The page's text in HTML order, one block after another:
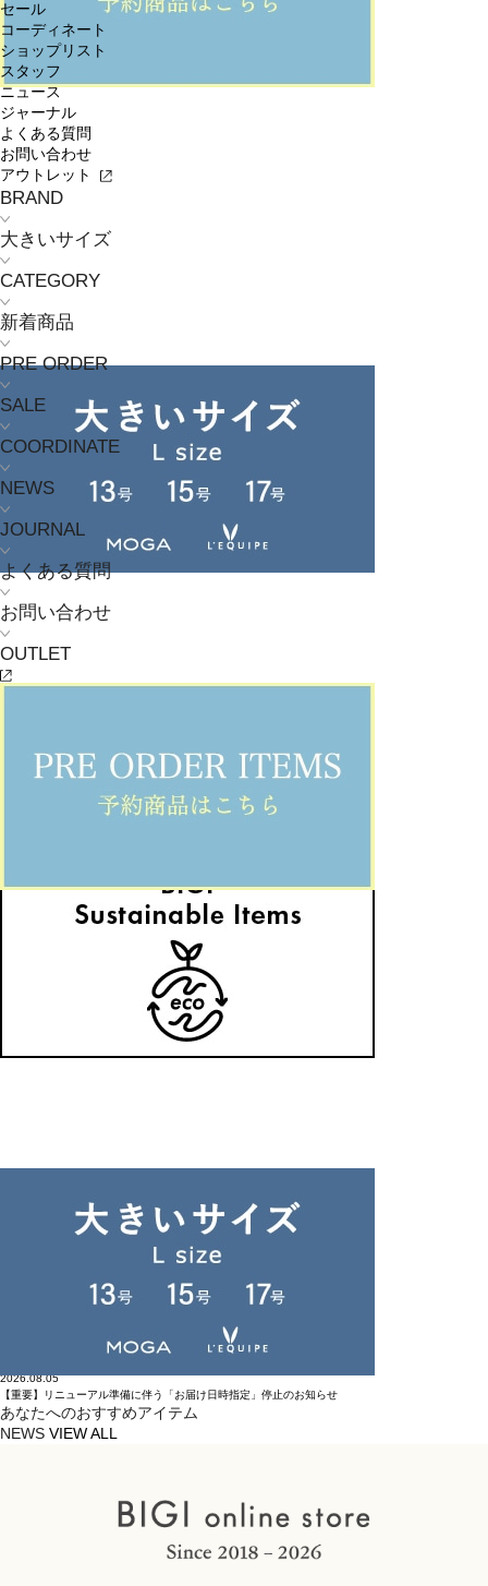
セール
コーディネート
ショップリスト
スタッフ
ニュース
ジャーナル
よくある質問
お問い合わせ
アウトレット
BRAND
大きいサイズ
CATEGORY
新着商品
PRE ORDER
SALE
COORDINATE
NEWS
JOURNAL
よくある質問
お問い合わせ
OUTLET
2026.08.05
【重要】リニューアル準備に伴う「お届け日時指定」停止のお知らせ
あなたへのおすすめアイテム
NEWS VIEW ALL